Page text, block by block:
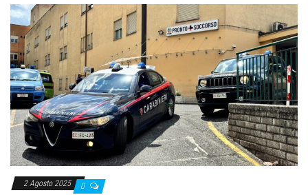
a
z
i
o
n
e
2 Agosto 2025 0